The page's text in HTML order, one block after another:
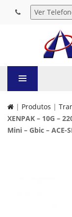
| Produtos |
XENPAK – 10G –
Mini – Gbic – ACE-